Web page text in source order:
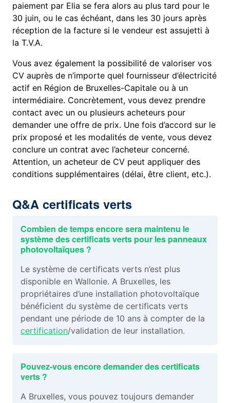
paiement par Elia se fera alors au plus tard pour le
30 juin, ou le cas échéant, dans les 30 jours après
réception de la facture si le vendeur est assujetti à
la T.V.A.
Vous avez également la possibilité de valoriser vos
CV auprès de n’importe quel fournisseur d’électricité
actif en Région de Bruxelles-Capitale ou à un
intermédiaire. Concrètement, vous devez prendre
contact avec un ou plusieurs acheteurs pour
demander une offre de prix. Une fois d’accord sur le
prix proposé et les modalités de vente, vous devez
conclure un contrat avec l’acheteur concerné.
Attention, un acheteur de CV peut appliquer des
conditions supplémentaires (délai, être client, etc.).
Q&A certificats verts
Combien de temps encore sera maintenu le
système des certificats verts pour les panneaux
photovoltaïques ?
Le système de certificats verts n’est plus
disponible en Wallonie. A Bruxelles, les
propriétaires d’une installation photovoltaïque
bénéficient du système de certificats verts
pendant une période de 10 ans à compter de la
certification/validation de leur installation.
Pouvez-vous encore demander des certificats
verts ?
A Bruxelles, vous pouvez toujours demander